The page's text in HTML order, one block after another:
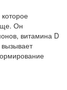
Он
витамина D